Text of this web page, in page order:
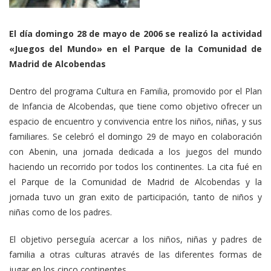
El día domingo 28 de mayo de 2006 se realizó la actividad
«Juegos del Mundo» en el Parque de la Comunidad de
Madrid de Alcobendas
Dentro del programa Cultura en Familia, promovido por el Plan
de Infancia de Alcobendas, que tiene como objetivo ofrecer un
espacio de encuentro y convivencia entre los niños, niñas, y sus
familiares. Se celebró el domingo 29 de mayo en colaboración
con Abenin, una jornada dedicada a los juegos del mundo
haciendo un recorrido por todos los continentes. La cita fué en
el Parque de la Comunidad de Madrid de Alcobendas y la
jornada tuvo un gran exito de participación, tanto de niños y
niñas como de los padres.
El objetivo perseguía acercar a los niños, niñas y padres de
familia a otras culturas através de las diferentes formas de